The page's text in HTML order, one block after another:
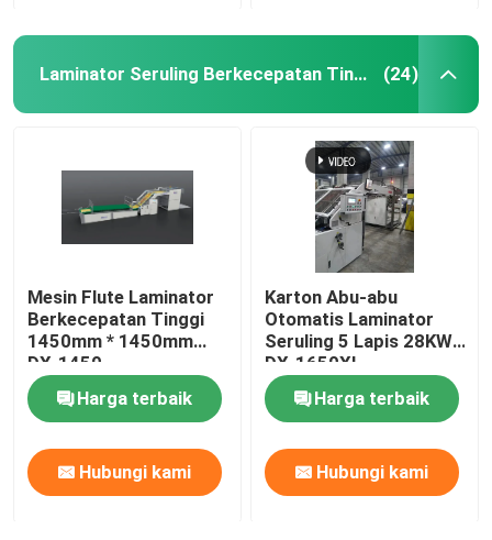
Laminator Seruling Berkecepatan Tinggi (24)
Mesin Flute Laminator
Berkecepatan Tinggi
1450mm * 1450mm
DX-1450
Harga terbaik
Hubungi kami
Karton Abu-abu
Otomatis Laminator
Seruling 5 Lapis 28KW
DX-1650XL
Harga terbaik
Hubungi kami